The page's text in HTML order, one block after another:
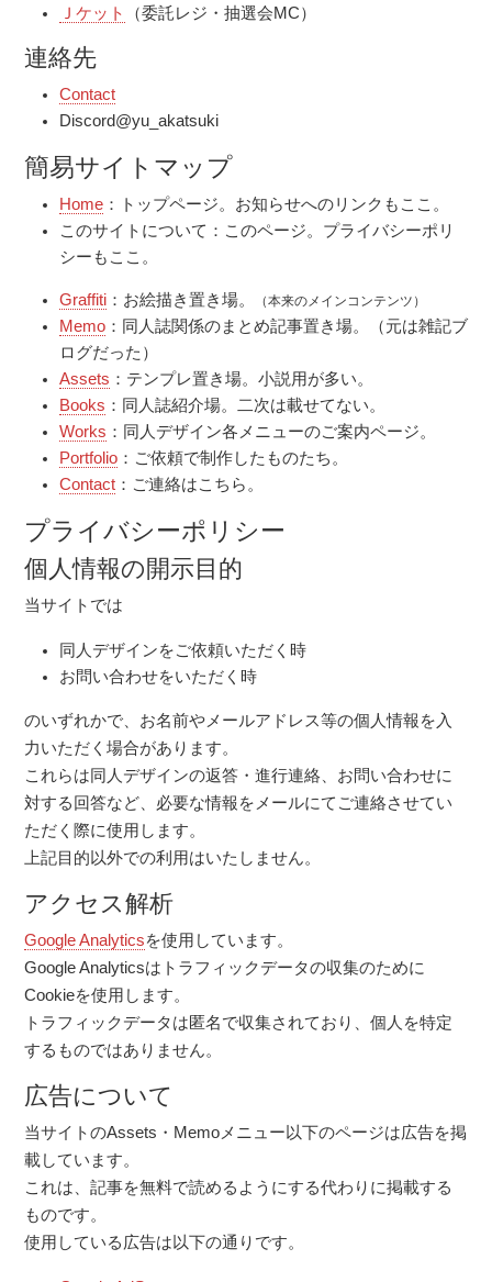
Ｊケット （委託レジ・抽選会MC）
連絡先
Contact
Discord@yu_akatsuki
簡易サイトマップ
Home ：トップページ。お知らせへのリンクもここ。
このサイトについて：このページ。プライバシーポリ
シーもここ。
Graffiti ：お絵描き置き場。 （本来のメインコンテンツ）
Memo ：同人誌関係のまとめ記事置き場。（元は雑記ブ
ログだった）
Assets ：テンプレ置き場。小説用が多い。
Books ：同人誌紹介場。二次は載せてない。
Works ：同人デザイン各メニューのご案内ページ。
Portfolio ：ご依頼で制作したものたち。
Contact ：ご連絡はこちら。
プライバシーポリシー
個人情報の開示目的
当サイトでは
同人デザインをご依頼いただく時
お問い合わせをいただく時
のいずれかで、お名前やメールアドレス等の個人情報を入
力いただく場合があります。
これらは同人デザインの返答・進行連絡、お問い合わせに
対する回答など、必要な情報をメールにてご連絡させてい
ただく際に使用します。
上記目的以外での利用はいたしません。
アクセス解析
Google Analyticsを使用しています。
Google Analyticsはトラフィックデータの収集のために
Cookieを使用します。
トラフィックデータは匿名で収集されており、個人を特定
するものではありません。
広告について
当サイトのAssets・Memoメニュー以下のページは広告を掲
載しています。
これは、記事を無料で読めるようにする代わりに掲載する
ものです。
使用している広告は以下の通りです。